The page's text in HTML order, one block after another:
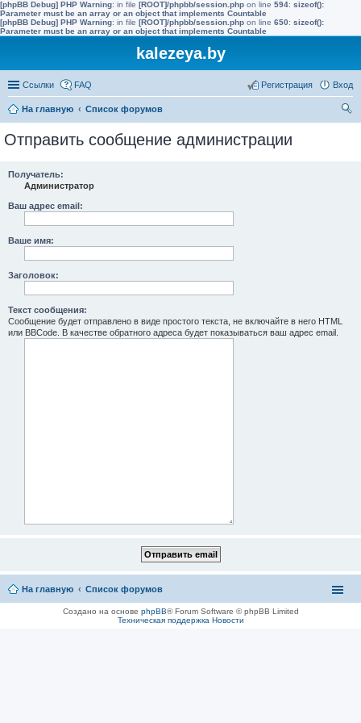
[phpBB Debug] PHP Warning: in file [ROOT]/phpbb/session.php on line 594: sizeof():
Parameter must be an array or an object that implements Countable
[phpBB Debug] PHP Warning: in file [ROOT]/phpbb/session.php on line 650: sizeof():
Parameter must be an array or an object that implements Countable
kalezeya.by
Ссылки FAQ Вход
Регистрация
На главную
Список форумов
Отправить сообщение администрации
Получатель:
Администратор
Ваш адрес email:
Ваше имя:
Заголовок:
Текст сообщения:
Сообщение будет отправлено в виде простого текста, не включайте в него HTML
или BBCode. В качестве обратного адреса будет показываться ваш адрес email.
На главную Список форумов
Создано на основе phpBB® Forum Software © phpBB Limited
Техническая поддержка Новости